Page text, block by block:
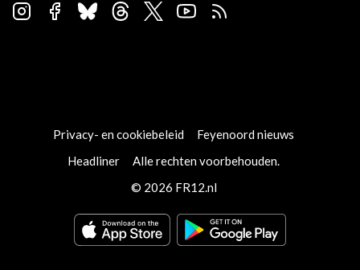
Privacy- en cookiebeleid
Feyenoord nieuws
Headliner
Alle rechten voorbehouden.
© 2026 FR12.nl